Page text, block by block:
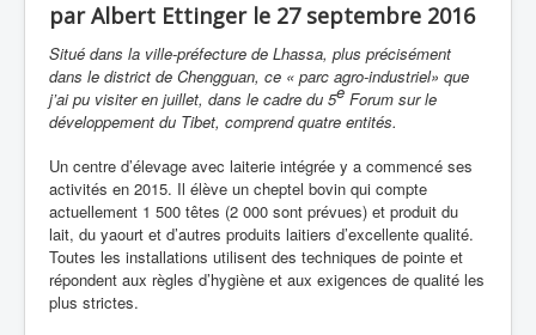
par Albert Ettinger le 27 septembre 2016
Situé dans la ville-préfecture de Lhassa, plus précisément
dans le district de Chengguan, ce « parc agro-industriel» que
j’ai pu visiter en juillet, dans le cadre du 5e Forum sur le
développement du Tibet, comprend quatre entités.
Un centre d’élevage avec laiterie intégrée y a commencé ses
activités en 2015. Il élève un cheptel bovin qui compte
actuellement 1 500 têtes (2 000 sont prévues) et produit du
lait, du yaourt et d’autres produits laitiers d’excellente qualité.
Toutes les installations utilisent des techniques de pointe et
répondent aux règles d’hygiène et aux exigences de qualité les
plus strictes.